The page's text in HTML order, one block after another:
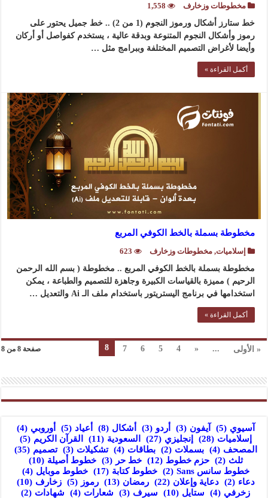
مخطوطات وزخارف
1,558
خط ستارز أشكال ورموز النجوم (1 من 2) .. خط جميل يحتور على
رموز وأشكال النجوم المتنوعة وبدقة عالية ، يستخدم كفواصل أو أركان
وأيضا لأغراض التصميم المختلفة وببرامج مثل …
أكمل القراءة »
مخطوطة بسملة بالخط الكوفي المربع
إسلاميات,مخطوطات وزخارف
623
مخطوطة بسملة بالخط الكوفي المربع .. مخطوطة ( بسم الله الرحمن
الرحيم ) مميزة بالقياسات الكبيرة وجاهزة للتصميم والطباعة ، يمكن
استخدامها في برنامج اليستريتور باستخدام ملف الـ Ai والتعديل …
أكمل القراءة »
صفحة 8 من 8 « الأولى ...
«
4
5
6
7
8
آسيوي (5) آيفون (3) أردو (3) أشكال (8) أعياد (5) أوروبي (4)
إسلاميات (28) إنجليزي (27) السعودية (11) القرآن الكريم (5)
المصحف (4) بسملات (2) بطاقات (4) تشكيلات (3) تصميم (35)
ثلث (2) حزم خطوط (12) خط حر (3) خطوط أصيلة (10)
خطوط سانس Sans
(2) خطوط كتابة (17) خطوط موبايل (4)
دعاء (2) دعاية وإعلان (22) رمضان (13) رموز (5) زخارف (10)
زخرفي (4) ستايل (10) سيرف (3) شعارات (4) شهادات (2)